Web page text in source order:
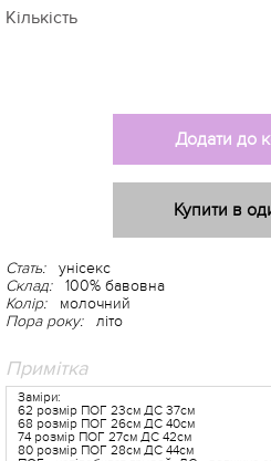
Кількість
Додати до
Купити в
Стать: унісекс
Склад: 100% бавовна
Колір: молочний
Пора року: літо
Примітка
Заміри:
62 розмір ПОГ 23см ДС 37см
68 розмір ПОГ 26см ДС 40см
74 розмір ПОГ 27см ДС 42см
80 розмір ПОГ 28см ДС 44см